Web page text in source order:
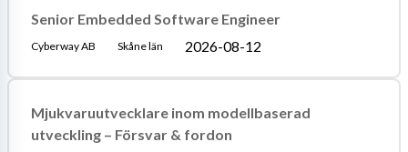
Senior Embedded Software Engineer
Cyberway AB Skåne län 2026-08-12
Mjukvaruutvecklare inom modellbaserad
utveckling – Försvar & fordon